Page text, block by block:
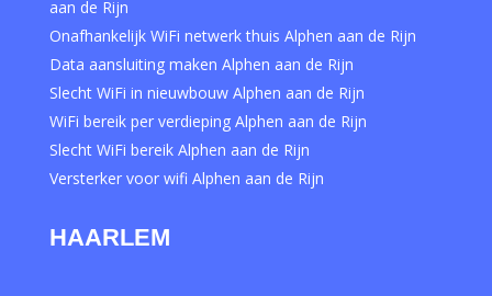
aan de Rijn
Onafhankelijk WiFi netwerk thuis Alphen aan de Rijn
Data aansluiting maken Alphen aan de Rijn
Slecht WiFi in nieuwbouw Alphen aan de Rijn
WiFi bereik per verdieping Alphen aan de Rijn
Slecht WiFi bereik Alphen aan de Rijn
Versterker voor wifi Alphen aan de Rijn
HAARLEM